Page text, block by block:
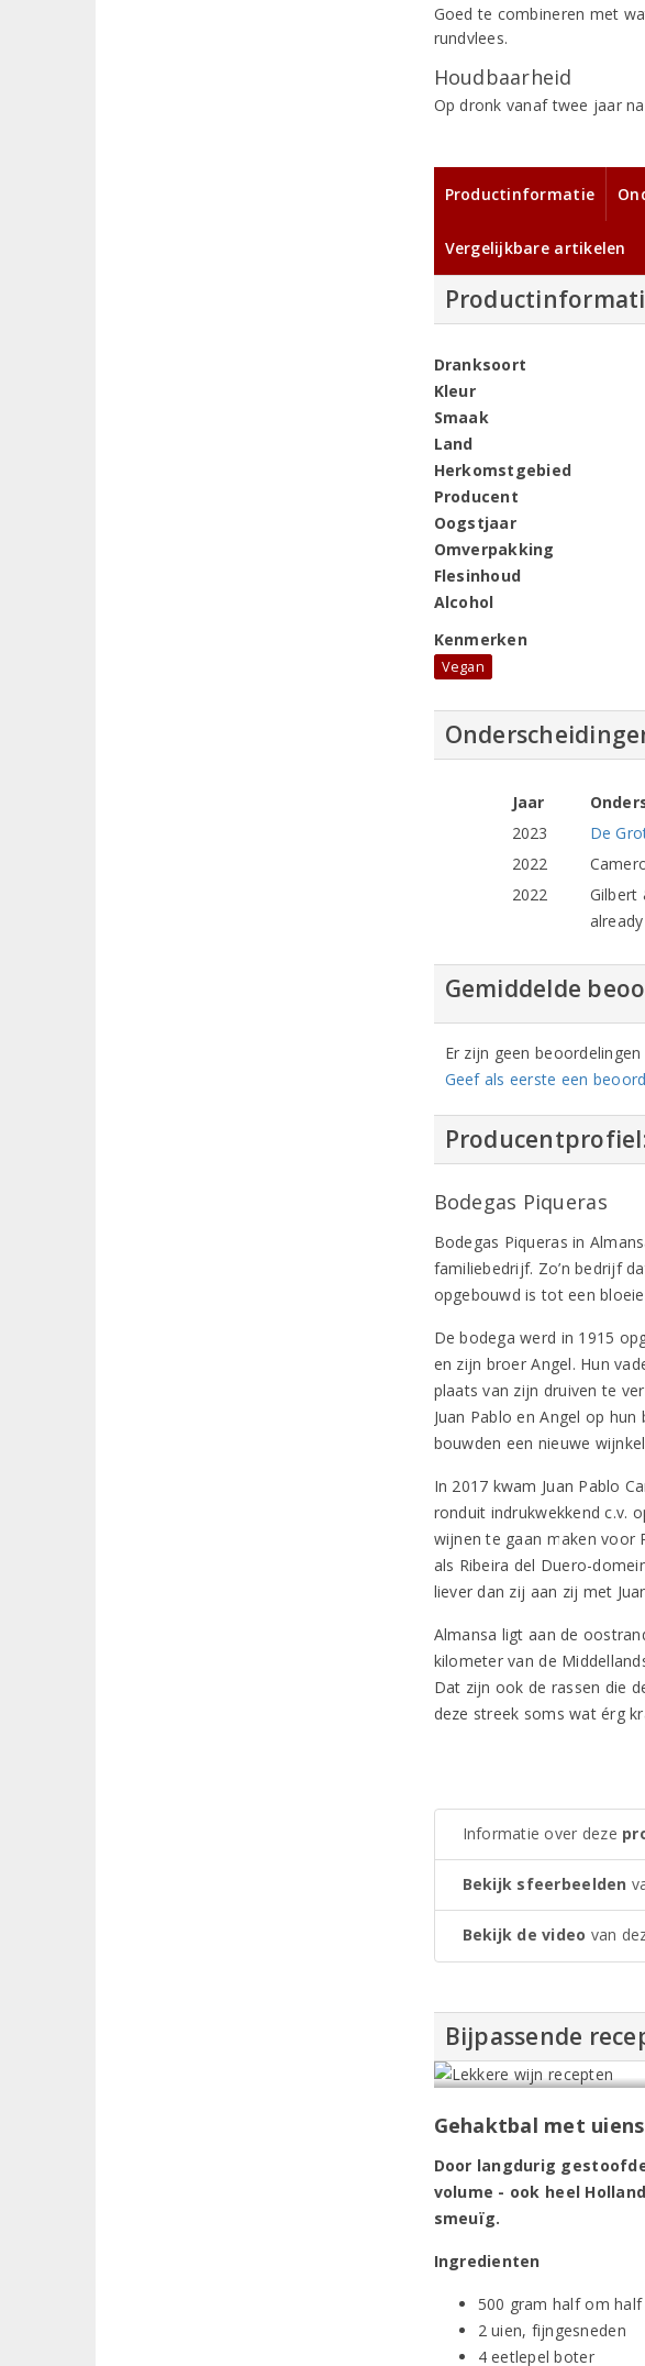
Goed te combineren met
rundvlees.
Houdbaarheid
Op dronk vanaf twee jaar
Productinformatie
Vergelijkbare artikelen
Dranksoort
Kleur
Smaak
Land
Herkomstgebied
Producent
Oogstjaar
Omverpakking
Flesinhoud
Alcohol
Kenmerken
Vegan
Jaar
2023
De
2022
2022
Gilbert
Gemiddelde
Er zijn geen
Geef als eerste een
Bodegas Piqueras
Bodegas Piqueras in
familiebedrijf. Zo’n bedrijf
opgebouwd is tot een
De bodega werd in 1915
en zijn broer Angel. Hun
plaats van zijn druiven te
Juan Pablo en Angel op
bouwden een nieuwe
In 2017 kwam Juan Pablo
ronduit indrukwekkend c.v.
wijnen te gaan maken voor
als Ribeira del Duero-
liever dan zij aan zij met
Almansa ligt aan de
kilometer van de
Dat zijn ook de rassen die
deze streek soms wat érg
Informatie over deze
Bekijk sfeerbeelden
Bekijk de video van
Bijpassende
Gehaktbal met
Door langdurig
volume - ook heel
smeuïg.
Ingredienten
500 gram half om
2 uien, fijngesneden
4 eetlepel boter